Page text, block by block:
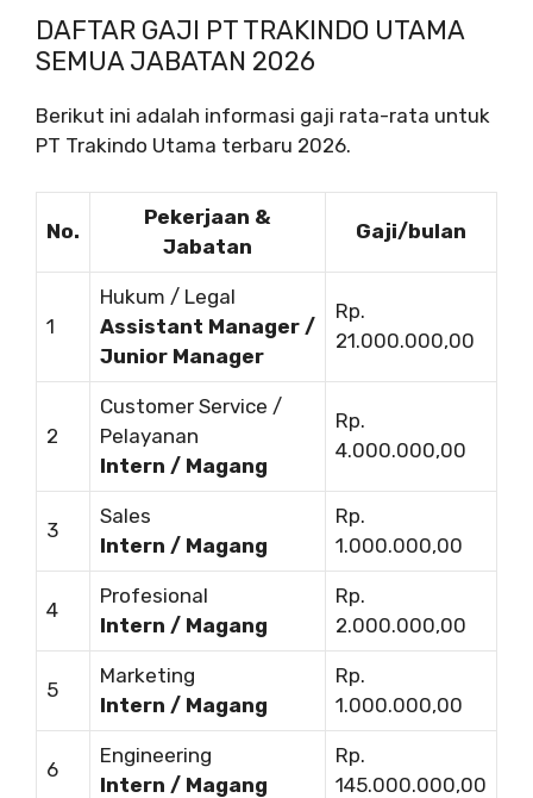
DAFTAR GAJI PT TRAKINDO UTAMA
SEMUA JABATAN 2026
Berikut ini adalah informasi gaji rata-rata untuk
PT Trakindo Utama terbaru 2026.
No.
Pekerjaan &
Jabatan
Gaji/bulan
1
Hukum / Legal
Assistant Manager /
Junior Manager
Rp.
21.000.000,00
2
Customer Service /
Pelayanan
Intern / Magang
Rp.
4.000.000,00
3
Sales
Intern / Magang
Rp.
1.000.000,00
4
Profesional
Intern / Magang
Rp.
2.000.000,00
5
Marketing
Intern / Magang
Rp.
1.000.000,00
6
Engineering
Intern / Magang
Rp.
145.000.000,00